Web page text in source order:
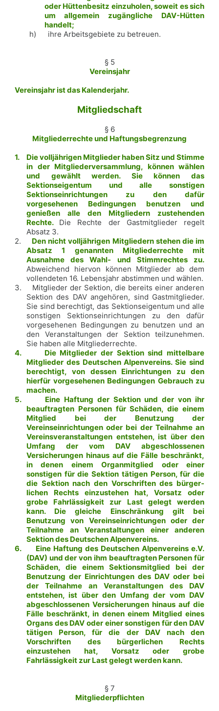
oder Hüttenbesitz einzuholen, soweit es sich
um allgemein zugängliche DAV-Hütten
handelt;
h)
ihre Arbeitsgebiete zu betreuen.
§ 5
Vereinsjahr
Vereinsjahr ist das Kalenderjahr.
Mitgliedschaft
§ 6
Mitgliederrechte und Haftungsbegrenzung
1.
Die volljährigen Mitglieder haben Sitz und Stimme
in der Mitgliederversammlung, können wählen
und gewählt werden. Sie können das
Sektionseigentum und alle sonstigen
Sektionseinrichtungen zu den dafür
vorgesehenen Bedingungen benutzen und
genießen alle den Mitgliedern zustehenden
Rechte. Die Rechte der Gastmitglieder regelt
Absatz 3.
2.
Den nicht volljährigen Mitgliedern stehen die im
Absatz 1 genannten Mitgliederrechte mit
Ausnahme des Wahl- und Stimmrechtes zu.
Abweichend hiervon können Mitglieder ab dem
vollendeten 16. Lebensjahr abstimmen und wählen.
3.
Mitglieder der Sektion, die bereits einer anderen
Sektion des DAV angehören, sind Gastmitglieder.
Sie sind berechtigt, das Sektionseigentum und alle
sonstigen Sektionseinrichtungen zu den dafür
vorgesehenen Bedingungen zu benutzen und an
den Veranstaltungen der Sektion teilzunehmen.
Sie haben alle Mitgliederrechte.
4.
Die Mitglieder der Sektion sind mittelbare
Mitglieder des Deutschen Alpenvereins. Sie sind
berechtigt, von dessen Einrichtungen zu den
hierfür vorgesehenen Bedingungen Gebrauch zu
machen.
5.
Eine Haftung der Sektion und der von ihr
beauftragten Personen für Schäden, die einem
Mitglied bei der Benutzung der
Vereinseinrichtungen oder bei der Teilnahme an
Vereinsveranstaltungen entstehen, ist über den
Umfang der vom DAV abgeschlossenen
Versicherungen hinaus auf die Fälle beschränkt,
in denen einem Organmitglied oder einer
sonstigen für die Sektion tätigen Person, für die
die Sektion nach den Vorschriften des bürger­
lichen Rechts einzustehen hat, Vorsatz oder
grobe Fahrlässigkeit zur Last gelegt werden
kann. Die gleiche Einschränkung gilt bei
Benutzung von Vereinseinrichtungen oder der
Teilnahme an Veranstaltungen einer anderen
Sektion des Deutschen Alpenvereins.
6.
Eine Haftung des Deutschen Alpenvereins e.V.
(DAV) und der von ihm beauftragten Personen für
Schäden, die einem Sektionsmitglied bei der
Benutzung der Einrichtungen des DAV oder bei
der Teilnahme an Veranstaltungen des DAV
entstehen, ist über den Umfang der vom DAV
abgeschlossenen Versicherungen hinaus auf die
Fälle beschränkt, in denen einem Mitglied eines
Organs des DAV oder einer sonstigen für den DAV
tätigen Person, für die der DAV nach den
Vorschriften des bürgerlichen Rechts
einzustehen hat, Vorsatz oder grobe
Fahrlässigkeit zur Last gelegt werden kann.
§ 7
Mitgliederpflichten